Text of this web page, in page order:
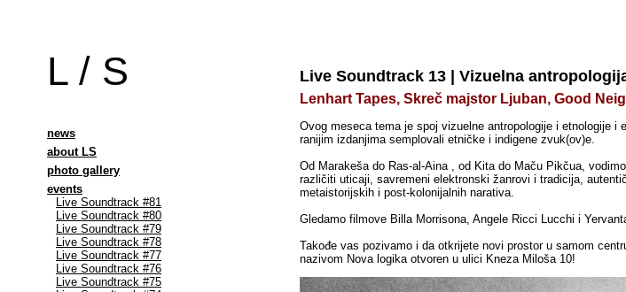
L / S
news
about LS
photo gallery
events
Live Soundtrack #81
Live Soundtrack #80
Live Soundtrack #79
Live Soundtrack #78
Live Soundtrack #77
Live Soundtrack #76
Live Soundtrack #75
Live Soundtrack 13 | Vizuelna
Lenhart Tapes, Skreč majstor Ljuban, Good
Ovog meseca tema je spoj vizuelne antropologije i etnologije
ranijim izdanjima semplovali etničke i indigene zvuk(ov)e.
Od Marakeša do Ras-al-Aina , od Kita do Maču Pikčua,
različiti uticaji, savremeni elektronski žanrovi i tradicija,
metaistorijskih i post-kolonijalnih narativa.
Gledamo filmove Billa Morrisona, Angele Ricci Lucchi i
Takođe vas pozivamo i da otkrijete novi prostor u samom
nazivom Nova logika otvoren u ulici Kneza Miloša 10!